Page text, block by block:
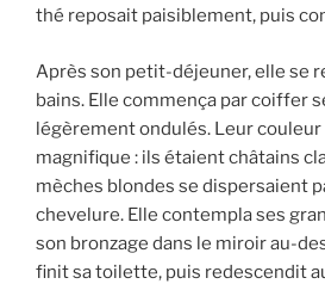
thé reposait paisiblement, puis
Après son petit-déjeuner, elle se
bains. Elle commença par coiffer
légèrement ondulés. Leur
magnifique : ils étaient châtains
mèches blondes se dispersaient
chevelure. Elle contempla ses
son bronzage dans le miroir au-
finit sa toilette, puis redescendit